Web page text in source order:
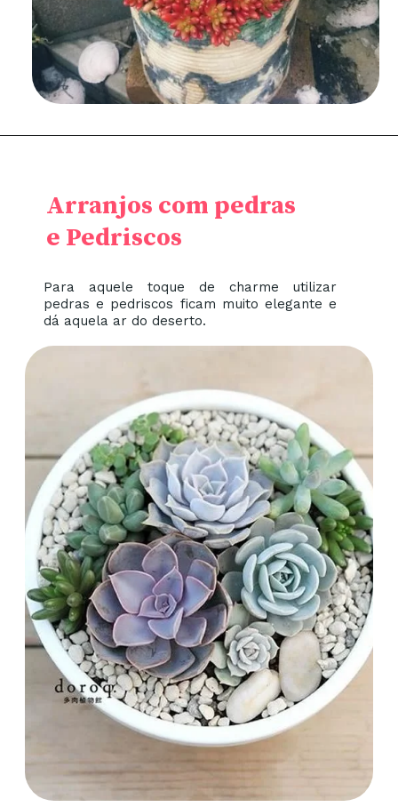
Para aquele toque de charme utilizar
pedras e pedriscos ficam muito elegante e
dá aquela ar do deserto.
Arranjos com pedras
e Pedriscos